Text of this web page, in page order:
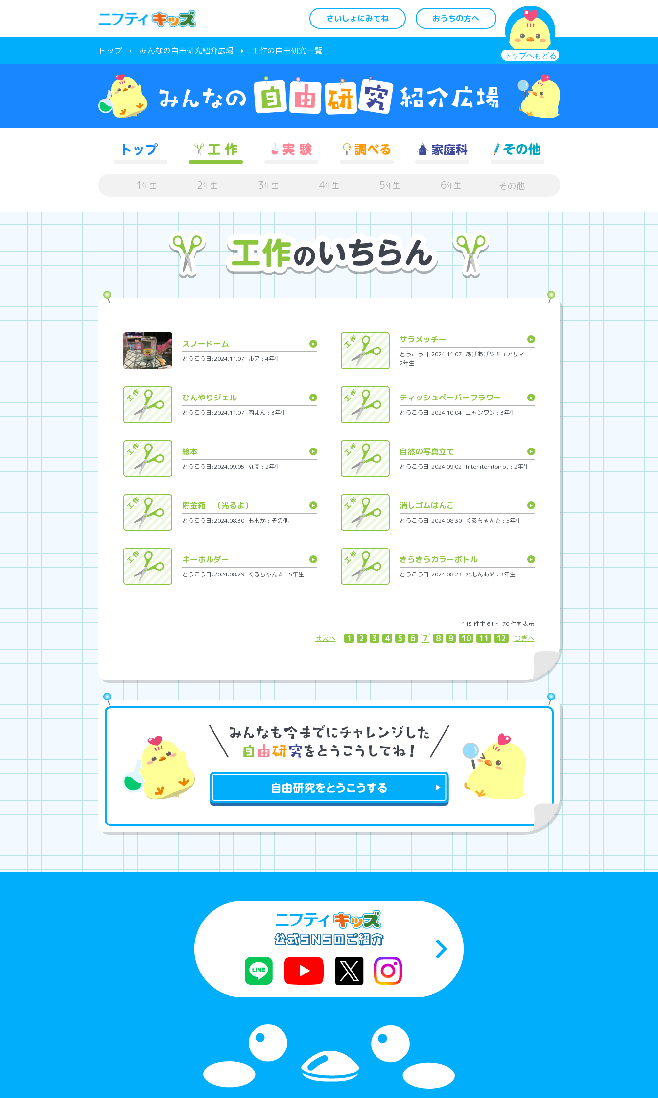
さいしょにみてね おうちの方へ
トップ みんなの自由研究紹介広場 工作の自由研究一覧
1 年生 2年生 3年生 4年生 5年生 6年生 その他
スノードーム
とうこう日:2024.11.07 ルア : 4年生
サラメッチー
とうこう日:2024.11.07 あげあげ♡キュアサマー :
2年生
ひんやりジェル
とうこう日:2024.11.07 肉まん : 3年生
ティッシュペーパーフラワー
とうこう日:2024.10.04 ニャンワン : 3年生
絵本
とうこう日:2024.09.05 なす : 2年生
自然の写真立て
とうこう日:2024.09.02 hitohitohitoihot : 2年生
貯金箱 （光るよ）
とうこう日:2024.08.30 ももか : その他
消しゴムはんこ
とうこう日:2024.08.30 くるちゃん☆ : 5年生
キーホルダー
とうこう日:2024.08.29 くるちゃん☆ : 5年生
きらきらカラーボトル
とうこう日:2024.08.23 れもんあめ : 3年生
115 件中 61 〜 70 件を表示
まえへ 1 2 3 4 5 6 7 8 9 10 11 12 つぎへ